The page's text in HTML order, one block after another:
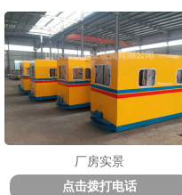
厂房实景
点击拨打电话